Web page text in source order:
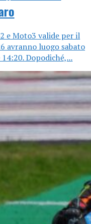
e Moto3 valide per il
avranno luogo sabato
Dopodiché,...